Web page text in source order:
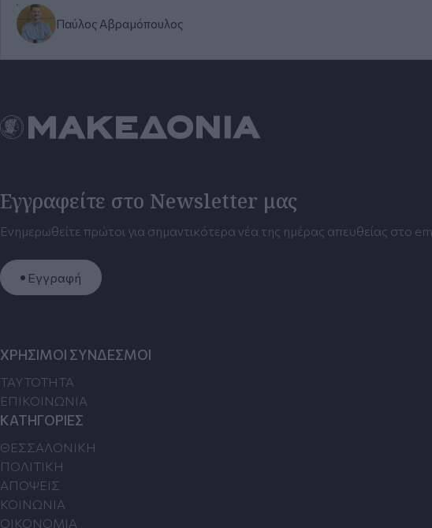
Παύλος Αβραμόπουλος
Εγγραφείτε στο Newsletter μας
Ενημερωθείτε πρώτοι για σημαντικότερα νέα της ημέρας απευθείας στο
Εγγραφή
ΧΡΗΣΙΜΟΙ ΣΥΝΔΕΣΜΟΙ
TAYTOTHTA
ΕΠΙΚΟΙΝΩΝΙΑ
ΚΑΤΗΓΟΡΙΕΣ
ΘΕΣΣΑΛΟΝΙΚΗ
ΠΟΛΙΤΙΚΗ
ΑΠΟΨΕΙΣ
ΚΟΙΝΩΝΙΑ
ΟΙΚΟΝΟΜΙΑ